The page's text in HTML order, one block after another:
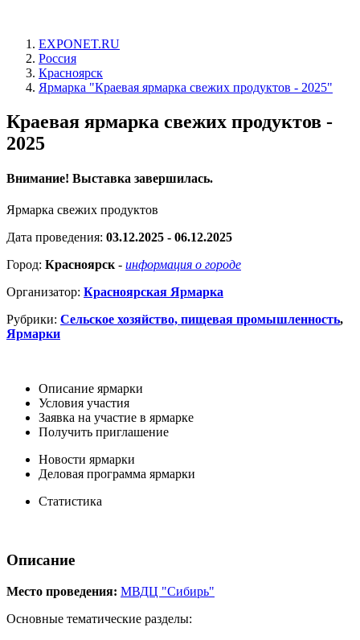
EXPONET.RU
Россия
Красноярск
Ярмарка "Краевая ярмарка свежих продуктов - 2025"
Краевая ярмарка свежих продуктов -
2025
Внимание! Выставка завершилась.
Ярмарка свежих продуктов
Дата проведения: 03.12.2025 - 06.12.2025
Город: Красноярск - информация о городе
Организатор: Красноярская Ярмарка
Рубрики: Сельское хозяйство, пищевая промышленность,
Ярмарки
Описание ярмарки
Условия участия
Заявка на участие в ярмарке
Получить приглашение
Новости ярмарки
Деловая программа ярмарки
Статистика
Описание
Место проведения: МВДЦ "Сибирь"
Основные тематические разделы: